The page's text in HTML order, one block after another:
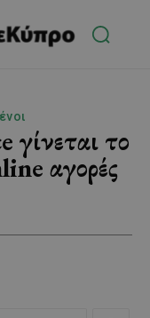
το
αγορές